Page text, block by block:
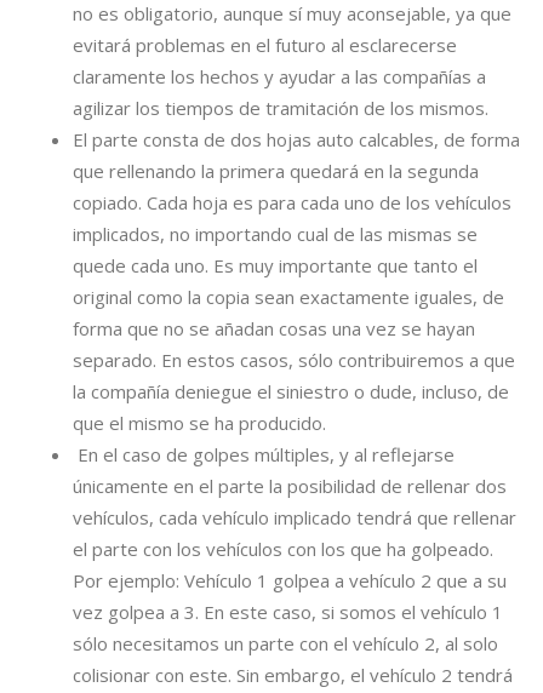
no es obligatorio, aunque sí muy aconsejable, ya que
evitará problemas en el futuro al esclarecerse
claramente los hechos y ayudar a las compañías a
agilizar los tiempos de tramitación de los mismos.
El parte consta de dos hojas auto calcables, de forma
que rellenando la primera quedará en la segunda
copiado. Cada hoja es para cada uno de los vehículos
implicados, no importando cual de las mismas se
quede cada uno. Es muy importante que tanto el
original como la copia sean exactamente iguales, de
forma que no se añadan cosas una vez se hayan
separado. En estos casos, sólo contribuiremos a que
la compañía deniegue el siniestro o dude, incluso, de
que el mismo se ha producido.
En el caso de golpes múltiples, y al reflejarse
únicamente en el parte la posibilidad de rellenar dos
vehículos, cada vehículo implicado tendrá que rellenar
el parte con los vehículos con los que ha golpeado.
Por ejemplo: Vehículo 1 golpea a vehículo 2 que a su
vez golpea a 3. En este caso, si somos el vehículo 1
sólo necesitamos un parte con el vehículo 2, al solo
colisionar con este. Sin embargo, el vehículo 2 tendrá